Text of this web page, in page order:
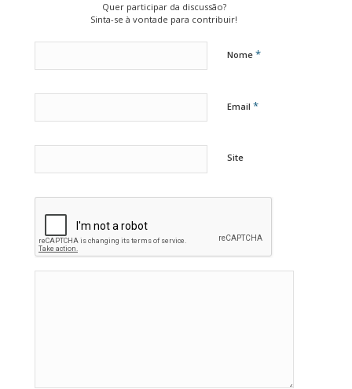
Quer participar da discussão?
Sinta-se à vontade para contribuir!
Nome *
Email *
Site